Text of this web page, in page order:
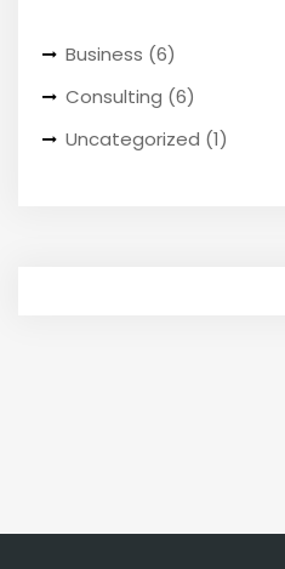
Business (6)
Consulting (6)
Uncategorized (1)